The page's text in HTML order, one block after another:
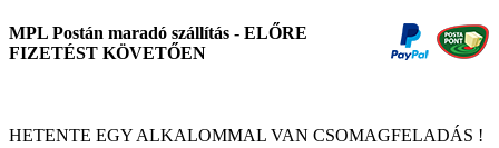
MPL Postán maradó szállítás - ELŐRE
FIZETÉST KÖVETŐEN
HETENTE EGY ALKALOMMAL VAN CSOMAGFELADÁS !